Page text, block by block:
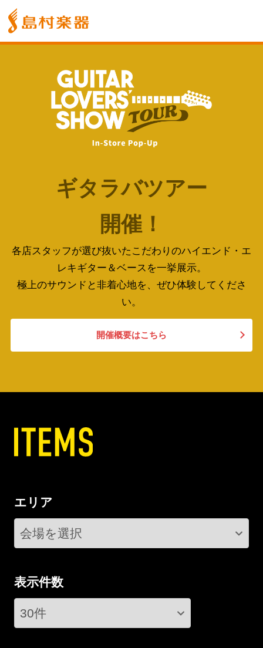
ギタラバツアー
開催！
各店スタッフが選び抜いたこだわりのハイエンド・エ
レキギター＆ベースを一挙展示。
極上のサウンドと非着心地を、ぜひ体験してくださ
い。
開催概要はこちら
エリア
表示件数